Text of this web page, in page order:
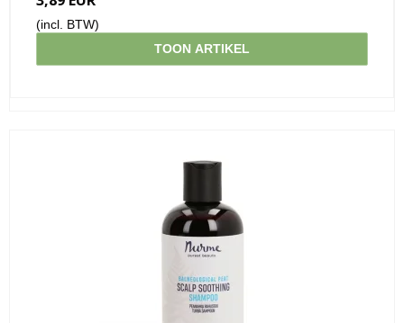
(incl. BTW)
TOON ARTIKEL